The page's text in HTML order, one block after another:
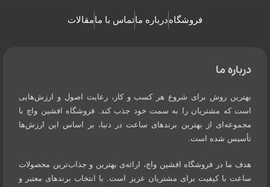
فروشگاهدرباره ماتماس با مامقالات
درباره ما
بهترین روش برای شروع هر کسب و کار، رعایت اصول و ارزش‌هایی
است که مشتریان را به سمت خود جذب کند. فروشگاه افشین واچ با
مجموعه‌ای از بهترین برندهای ساعت در دنیا، بر اساس این ارزش‌ها
تأسیس شده است.
هدف ما در فروشگاه افشین واچ، ارائه‌ی بهترین و جذاب‌ترین محصولات
ساعت با کیفیت برای مشتریان عزیز است. با انتخاب برندهای معتبر و